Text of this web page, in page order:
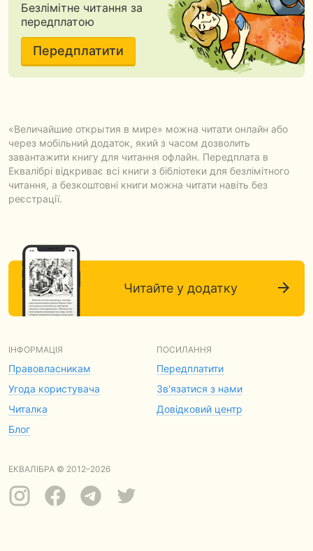
Безлімітне читання за
передплатою
Передплатити
«Величайшие открытия в мире» можна читати онлайн або
через мобільний додаток, який з часом дозволить
завантажити книгу для читання офлайн. Передплата в
Еквалібрі відкриває всі книги з бібліотеки для безлімітного
читання, а безкоштовні книги можна читати навіть без
реєстрації.
Читайте у додатку
ІНФОРМАЦІЯ
Правовласникам
Угода користувача
Читалка
Блог
ПОСИЛАННЯ
Передплатити
Зв'язатися з нами
Довідковий центр
ЕКВАЛІБРА © 2012–2026